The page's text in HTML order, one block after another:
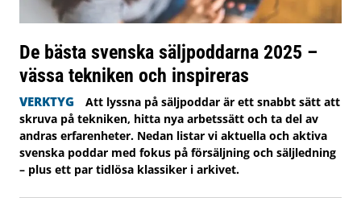
De bästa svenska säljpoddarna 2025 –
vässa tekniken och inspireras
VERKTYG
Att lyssna på säljpoddar är ett snabbt sätt att
skruva på tekniken, hitta nya arbetssätt och ta del av
andras erfarenheter. Nedan listar vi aktuella och aktiva
svenska poddar med fokus på försäljning och säljledning
– plus ett par tidlösa klassiker i arkivet.